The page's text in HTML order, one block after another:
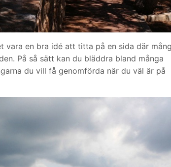
vara en bra idé att titta på en sida där
På så sätt kan du bläddra bland många
du vill få genomförda när du väl är på